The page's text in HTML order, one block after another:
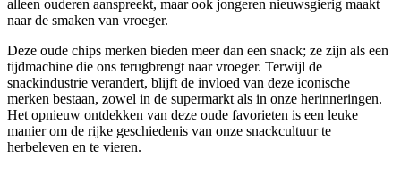
alleen ouderen aanspreekt, maar ook jongeren nieuwsgierig maakt
naar de smaken van vroeger.
Deze oude chips merken bieden meer dan een snack; ze zijn als een
tijdmachine die ons terugbrengt naar vroeger. Terwijl de
snackindustrie verandert, blijft de invloed van deze iconische
merken bestaan, zowel in de supermarkt als in onze herinneringen.
Het opnieuw ontdekken van deze oude favorieten is een leuke
manier om de rijke geschiedenis van onze snackcultuur te
herbeleven en te vieren.